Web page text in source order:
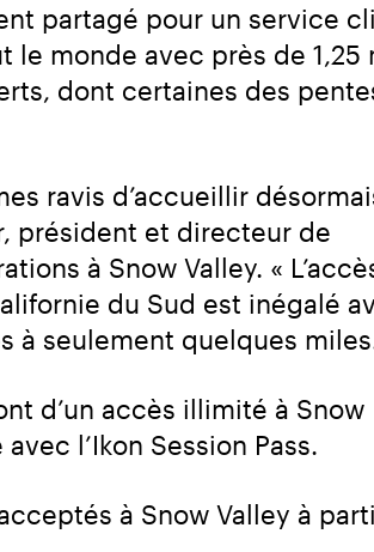
partagé pour un service
monde avec près de 1,25
dont certaines des
ravis d’accueillir
président et directeur de
à Snow Valley. «
du Sud est inégalé
à seulement quelques
d’un accès illimité à Snow
l’Ikon Session Pass.
à Snow Valley à